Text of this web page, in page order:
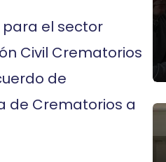
para el sector
Civil Crematorios
de
de Crematorios a